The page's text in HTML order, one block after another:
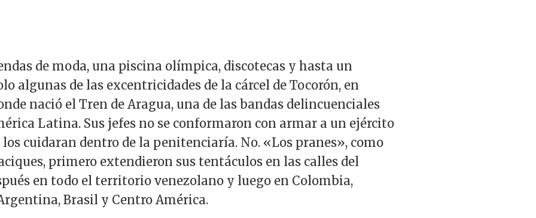
de moda, una piscina olímpica, discotecas y hasta un
algunas de las excentricidades de la cárcel de Tocorón, en
nació el Tren de Aragua, una de las bandas delincuenciales
Latina. Sus jefes no se conformaron con armar a un ejército
cuidaran dentro de la penitenciaría. No. «Los pranes», como
primero extendieron sus tentáculos en las calles del
en todo el territorio venezolano y luego en Colombia,
Brasil y Centro América.